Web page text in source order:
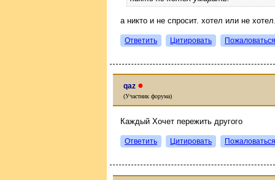
а никто и не спросит. хотел или не
Ответить Цитировать Пожаловаться
qaz ●
(Участник форума)
Каждый Хочет пережить другого
Ответить Цитировать Пожаловаться